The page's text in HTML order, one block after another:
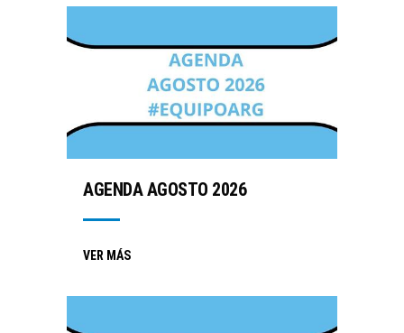
AGENDA AGOSTO 2026
VER MÁS